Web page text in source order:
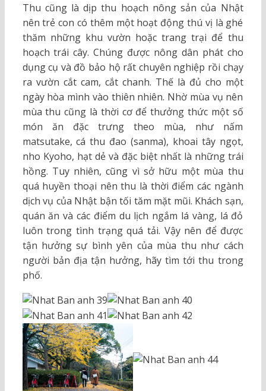
Thu cũng là dịp thu hoạch nông sản của Nhật
nên trẻ con có thêm một hoạt động thú vị là ghé
thăm những khu vườn hoặc trang trại để thu
hoạch trái cây. Chúng được nông dân phát cho
dụng cụ và đồ bảo hộ rất chuyên nghiệp rồi chạy
ra vườn cắt cam, cắt chanh. Thế là đủ cho một
ngày hòa mình vào thiên nhiên. Nhờ mùa vụ nên
mùa thu cũng là thời cơ để thưởng thức một số
món ăn đặc trưng theo mùa, như nấm
matsutake, cá thu đao (sanma), khoai tây ngọt,
nho Kyoho, hạt dẻ và đặc biệt nhất là những trái
hồng. Tuy nhiên, cũng vì sở hữu một mùa thu
quá huyền thoại nên thu là thời điểm các ngành
dịch vụ của Nhật bận tối tăm mặt mũi. Khách sạn,
quán ăn và các điểm du lịch ngắm lá vàng, lá đỏ
luôn trong tình trạng quá tải. Vậy nên để được
tận hưởng sự bình yên của mùa thu như cách
người bản địa tận hưởng, hãy tìm tới thu trong
phố.